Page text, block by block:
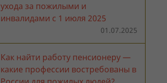
ухода за пожилыми и
инвалидами с 1 июля 2025
01.07.2025
Как найти работу пенсионеру —
какие профессии востребованы в